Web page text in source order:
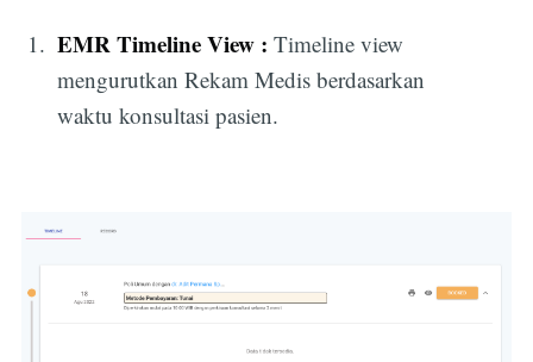
EMR Timeline View :Timeline view
mengurutkan Rekam Medis berdasarkan
waktu konsultasi pasien.